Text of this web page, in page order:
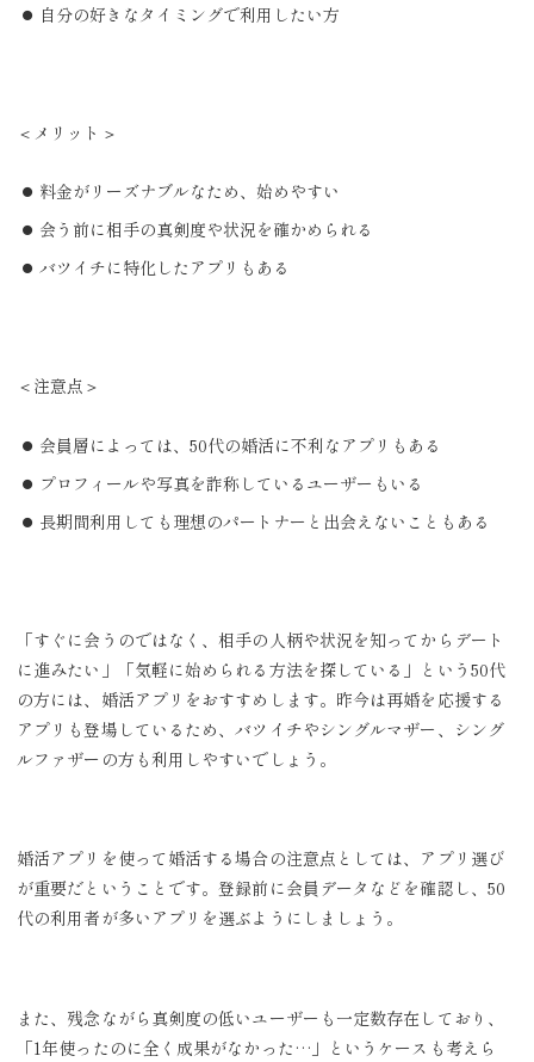
自分の好きなタイミングで利用したい方
＜メリット＞
料金がリーズナブルなため、始めやすい
会う前に相手の真剣度や状況を確かめられる
バツイチに特化したアプリもある
＜注意点＞
会員層によっては、50代の婚活に不利なアプリもある
プロフィールや写真を詐称しているユーザーもいる
長期間利用しても理想のパートナーと出会えないこともある
「すぐに会うのではなく、相手の人柄や状況を知ってからデート
に進みたい」「気軽に始められる方法を探している」という50代
の方には、婚活アプリをおすすめします。昨今は再婚を応援する
アプリも登場しているため、バツイチやシングルマザー、シング
ルファザーの方も利用しやすいでしょう。
婚活アプリを使って婚活する場合の注意点としては、アプリ選び
が重要だということです。登録前に会員データなどを確認し、50
代の利用者が多いアプリを選ぶようにしましょう。
また、残念ながら真剣度の低いユーザーも一定数存在しており、
「1年使ったのに全く成果がなかった…」というケースも考えら